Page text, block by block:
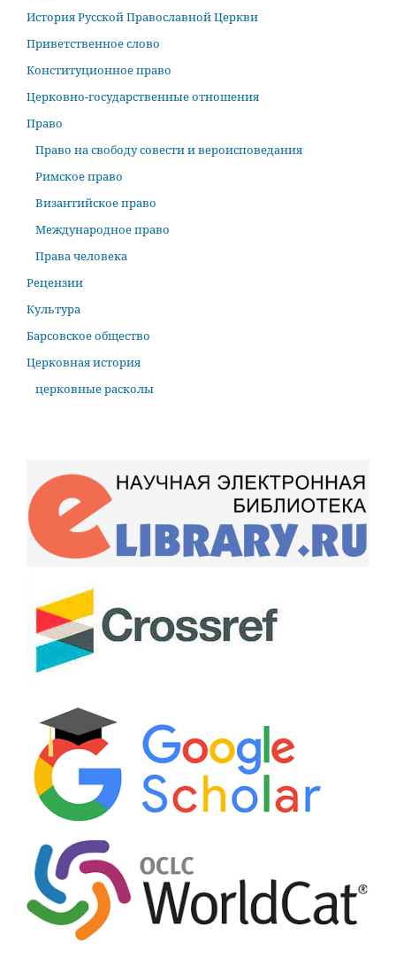
История Русской Православной Церкви
Приветственное слово
Конституционное право
Церковно-государственные отношения
Право
Право на свободу совести и вероисповедания
Римское право
Византийское право
Международное право
Права человека
Рецензии
Культура
Барсовское общество
Церковная история
церковные расколы